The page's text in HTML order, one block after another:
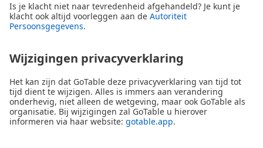
Is je klacht niet naar tevredenheid afgehandeld? Je kunt je
klacht ook altijd voorleggen aan de Autoriteit
Persoonsgegevens.
Wijzigingen privacyverklaring
Het kan zijn dat GoTable deze privacyverklaring van tijd tot
tijd dient te wijzigen. Alles is immers aan verandering
onderhevig, niet alleen de wetgeving, maar ook GoTable als
organisatie. Bij wijzigingen zal GoTable u hierover
informeren via haar website: gotable.app.